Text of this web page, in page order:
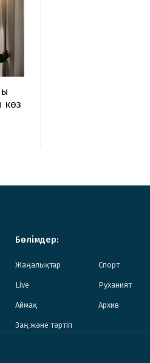
көз
Бөлімдер:
Жаңалықтар Спорт
Live Руханият
Аймақ Архив
Заң және тәртіп